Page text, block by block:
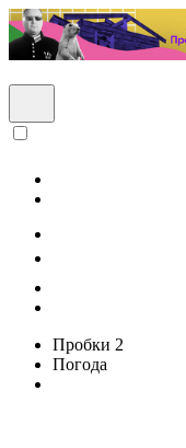
Пробки 2
Погода